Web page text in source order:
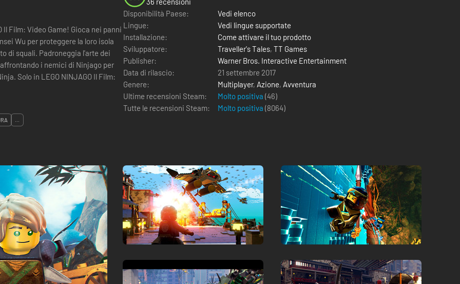
Il Film: Video Game! Gioca nei panni
Wu per proteggere la loro isola
di squali. Padroneggia l'arte dei
i nemici di Ninjago per
Solo in LEGO NINJAGO Il Film:
Disponibilità Paese:
Vedi elenco
Lingue:
Vedi lingue supportate
Installazione:
Come attivare il tuo prodotto
Sviluppatore:
Traveller's Tales, TT Games
Publisher:
Warner Bros. Interactive Entertainment
Data di rilascio:
21 settembre 2017
Genere:
Multiplayer, Azione, Avventura
Ultime recensioni Steam:
Molto positiva (46)
Tutte le recensioni Steam:
Molto positiva (8064)
...